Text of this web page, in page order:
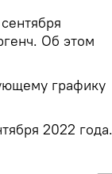
Об этом
графику
2022 года.